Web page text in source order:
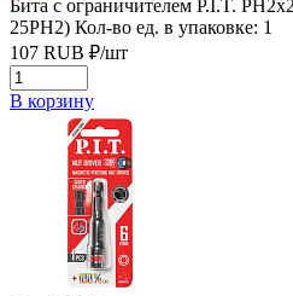
Бита с ограничителем P.I.T.
25PH2) Кол-во ед. в упаковке: 1
107 RUB ₽/шт
В корзину